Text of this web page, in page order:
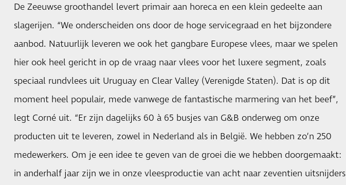
De Zeeuwse groothandel levert primair aan horeca en een klein gedeelte aan
slagerijen. “We onderscheiden ons door de hoge servicegraad en het bijzondere
aanbod. Natuurlijk leveren we ook het gangbare Europese vlees, maar we spelen
hier ook heel gericht in op de vraag naar vlees voor het luxere segment, zoals
speciaal rundvlees uit Uruguay en Clear Valley (Verenigde Staten). Dat is op dit
moment heel populair, mede vanwege de fantastische marmering van het beef”,
legt Corné uit. “Er zijn dagelijks 60 à 65 busjes van G&B onderweg om onze
producten uit te leveren, zowel in Nederland als in België. We hebben zo’n 250
medewerkers. Om je een idee te geven van de groei die we hebben doorgemaakt:
in anderhalf jaar zijn we in onze vleesproductie van acht naar zeventien uitsnijders